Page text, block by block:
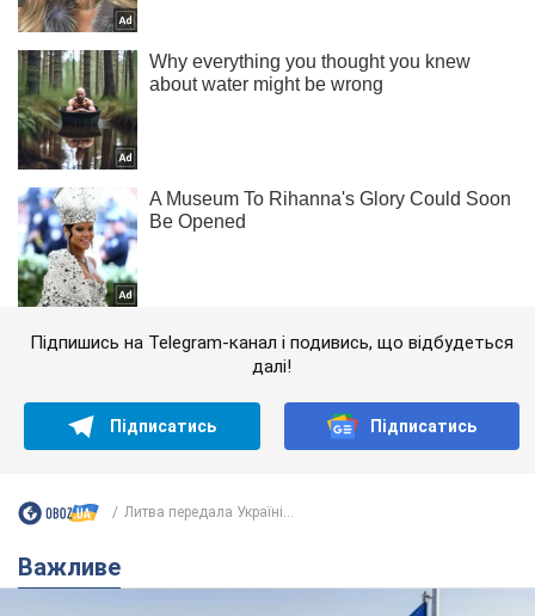
Підпишись на Telegram-канал і подивись, що відбудеться
далі!
Підписатись Підписатись
Литва передала Україні...
Важливе